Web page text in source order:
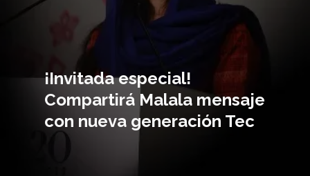
¡Invitada especial!
Compartirá Malala mensaje
con nueva generación Tec